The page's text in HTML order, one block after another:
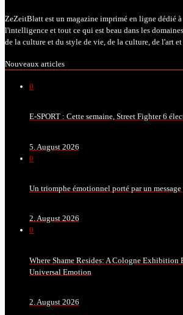
ZeZeitBlatt est un magazine imprimé en ligne dédié à
l'intelligence et tout ce qui est beau dans les
de la culture et du style de vie, de la culture, de l'art et
Nouveaux articles
0
E-SPORT : Cette semaine, Street Fighter 6
5. August 2026
0
Un triomphe émotionnel porté par un
2. August 2026
0
Where Shame Resides: A Cologne Exhibition
Universal Emotion
2. August 2026